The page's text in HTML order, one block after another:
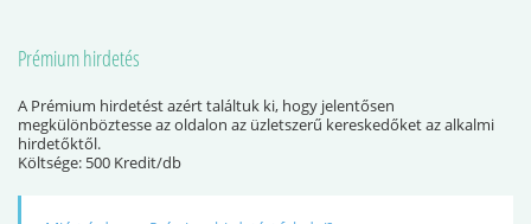
Prémium hirdetés
A Prémium hirdetést azért találtuk ki, hogy jelentősen
megkülönböztesse az oldalon az üzletszerű kereskedőket az alkalmi
hirdetőktől.
Költsége: 500 Kredit/db